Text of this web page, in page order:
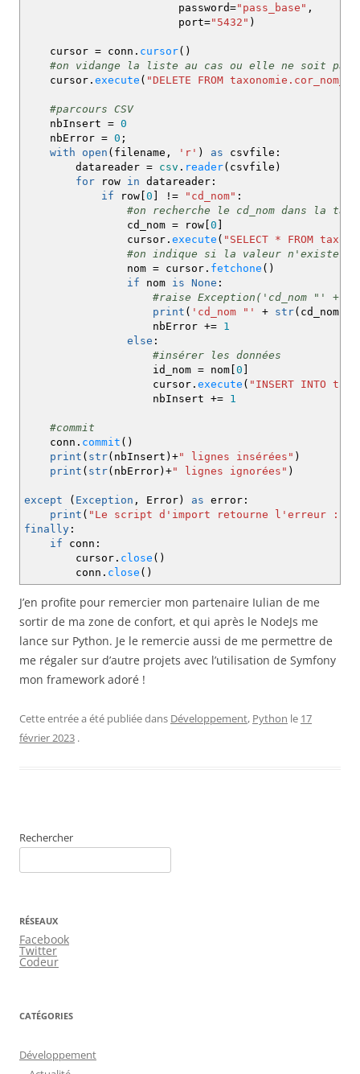
password="pass_base" ,
port="5432" )
cursor = conn. cursor( )
#on vidange la liste au cas ou elle ne soit pas
cursor. execute ( "DELETE FROM
#parcours CSV
nbInsert = 0
nbError = 0 ;
with
open ( filename , 'r' ) as csvfile:
datareader = csv . reader( csvfile )
for row in datareader:
if row 0 != "cd_nom" :
#on recherche le cd_nom dans la
cd_nom = row 0
cursor. execute ( "SELECT * FROM
#on indique si la valeur n'existe
nom = cursor. fetchone ( )
if nom is None :
#raise Exception('cd_nom "' +
print ( 'cd_nom "' + str( cd_nom
nbError += 1
else :
#insérer les données
id_nom = nom 0
cursor. execute ( "INSERT INTO
nbInsert += 1
#commit
conn. commit ( )
print ( str( nbInsert ) +" lignes insérées" )
print ( str( nbError) +" lignes ignorées" )
except ( Exception , Error) as error:
print ( "Le script d'import retourne l'erreur : "
finally :
if conn:
cursor. close ( )
conn. close ( )
J’en profite pour remercier mon partenaire Iulian de me
sortir de ma zone de confort, et qui après le NodeJs me
lance sur Python. Je le remercie aussi de me permettre de
me régaler sur d’autre projets avec l’utilisation de Symfony
mon framework adoré !
Cette entrée a été publiée dans Développement, Python le 17
février 2023 .
Rechercher
RÉSEAUX
Facebook
Twitter
Codeur
CATÉGORIES
Développement